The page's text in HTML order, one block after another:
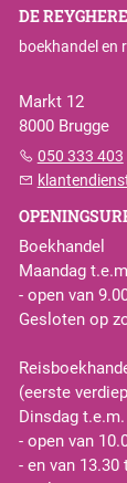
DE REYGHERE
boekhandel en
Markt 12
8000 Brugge
050 333 403
Boekhandel
Maandag
- open van
Gesloten op
(eerste
Dinsdag
- open van
- en van 13.30